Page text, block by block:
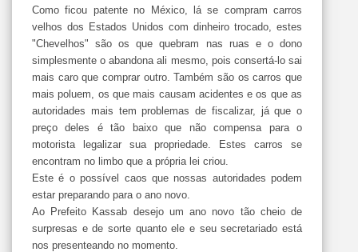
Como ficou patente no México, lá se compram carros
velhos dos Estados Unidos com dinheiro trocado, estes
"Chevelhos" são os que quebram nas ruas e o dono
simplesmente o abandona ali mesmo, pois consertá-lo sai
mais caro que comprar outro. Também são os carros que
mais poluem, os que mais causam acidentes e os que as
autoridades mais tem problemas de fiscalizar, já que o
preço deles é tão baixo que não compensa para o
motorista legalizar sua propriedade. Estes carros se
encontram no limbo que a própria lei criou.
Este é o possível caos que nossas autoridades podem
estar preparando para o ano novo.
Ao Prefeito Kassab desejo um ano novo tão cheio de
surpresas e de sorte quanto ele e seu secretariado está
nos presenteando no momento.